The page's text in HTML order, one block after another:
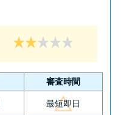
審査時間
最短即日